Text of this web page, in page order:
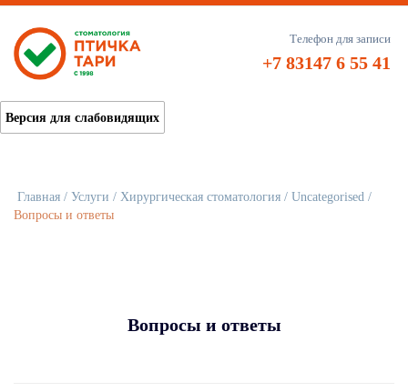
Телефон для записи
+7 83147 6 55 41
Версия для слабовидящих
Главная / Услуги / Хирургическая стоматология / Uncategorised /
Вопросы и ответы
Вопросы и ответы